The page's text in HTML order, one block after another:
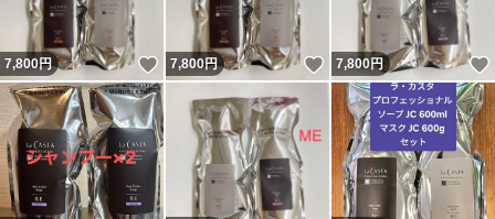
7,800円 いいね！
7,800円 いいね！
7,800円